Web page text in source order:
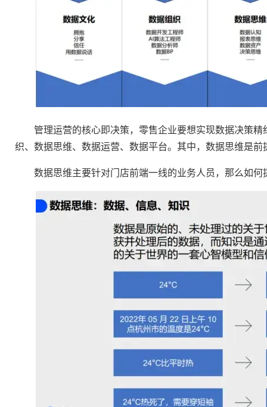
管理运营的核心即决策，零售企业要想实现数据决策精
织、数据思维、数据运营、数据平台。其中，数据思维是
数据思维主要针对门店前端一线的业务人员，那么如何